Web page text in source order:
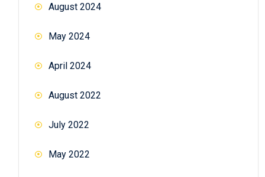
August 2024
May 2024
April 2024
August 2022
July 2022
May 2022